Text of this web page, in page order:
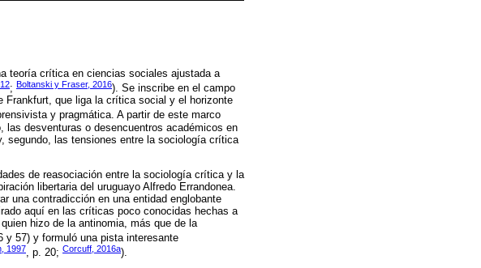
teoría crítica en ciencias sociales ajustada a
; Boltanski y Fraser, 2016). Se inscribe en el campo
Frankfurt, que liga la crítica social y el horizonte
y pragmática. A partir de este marco
las desventuras o desencuentros académicos en
segundo, las tensiones entre la sociología crítica
de reasociación entre la sociología crítica y la
libertaria del uruguayo Alfredo Errandonea.
una contradicción en una entidad englobante
aquí en las críticas poco conocidas hechas a
hizo de la antinomia, más que de la
y 57) y formuló una pista interesante
1997, p. 20; Corcuff, 2016a).